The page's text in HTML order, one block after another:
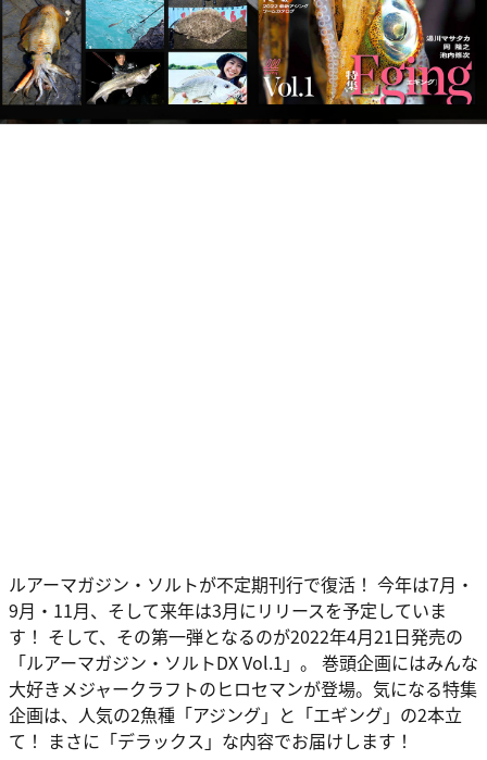
ルアーマガジン・ソルトが不定期刊行で復活！ 今年は7月・
9月・11月、そして来年は3月にリリースを予定していま
す！ そして、その第一弾となるのが2022年4月21日発売の
「ルアーマガジン・ソルトDX Vol.1」。 巻頭企画にはみんな
大好きメジャークラフトのヒロセマンが登場。気になる特集
企画は、人気の2魚種「アジング」と「エギング」の2本立
て！ まさに「デラックス」な内容でお届けします！